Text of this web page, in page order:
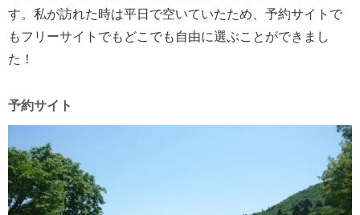
す。私が訪れた時は平日で空いていたため、予約サイトで
もフリーサイトでもどこでも自由に選ぶことができまし
た！
予約サイト